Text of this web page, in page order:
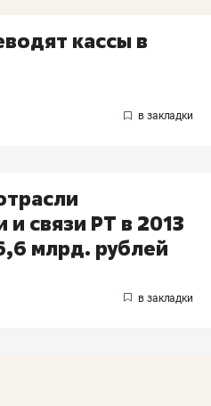
кассы в
связи РТ в 2013
млрд. рублей